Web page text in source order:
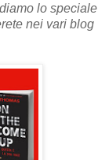
lo speciale
nei vari blog